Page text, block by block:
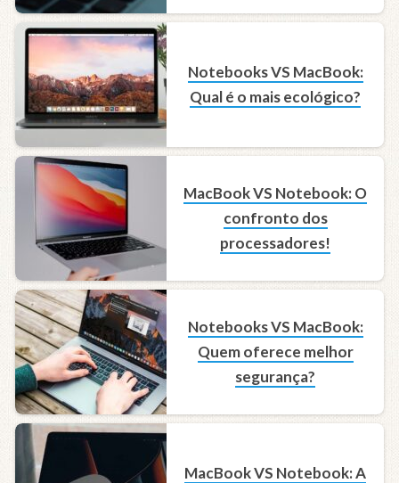
Notebooks VS MacBook:
Qual é o mais ecológico?
MacBook VS Notebook: O
confronto dos
processadores!
Notebooks VS MacBook:
Quem oferece melhor
segurança?
MacBook VS Notebook: A